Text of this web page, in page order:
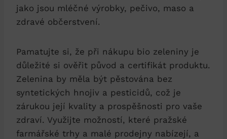
jako jsou mléčné ​výrobky, pečivo, ⁤maso a
zdravé občerstvení.
Pamatujte si,​ že ⁤při nákupu ​bio ⁣zeleniny je
důležité si ověřit původ a certifikát ⁢produktu.‍
Zelenina by měla být pěstována bez
syntetických hnojiv a pesticidů, což​ je
zárukou​ její kvality a prospěšnosti pro vaše
zdraví.⁤ Využijte⁣ možností,‍ které pražské
farmářské trhy ‌a malé prodejny⁢ nabízejí, a